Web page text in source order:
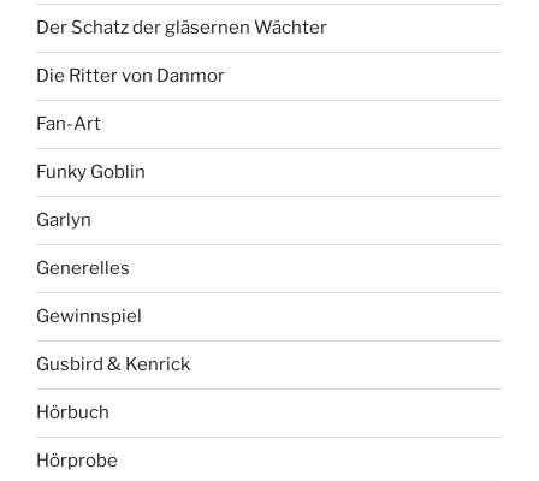
Der Schatz der gläsernen Wächter
Die Ritter von Danmor
Fan-Art
Funky Goblin
Garlyn
Generelles
Gewinnspiel
Gusbird & Kenrick
Hörbuch
Hörprobe